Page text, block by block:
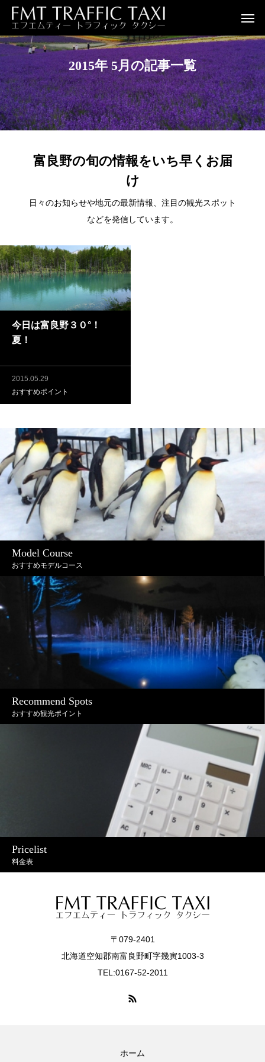
2015年 5月の記事一覧
富良野の旬の情報をいち早くお届
け
日々のお知らせや地元の最新情報、注目の観光スポット
などを発信しています。
今日は富良野３０°！
夏！
2015.05.29
おすすめポイント
Model Course
おすすめモデルコース
Recommend Spots
おすすめ観光ポイント
Pricelist
料金表
〒079-2401
北海道空知郡南富良野町字幾寅1003-3
TEL:0167-52-2011
ホーム